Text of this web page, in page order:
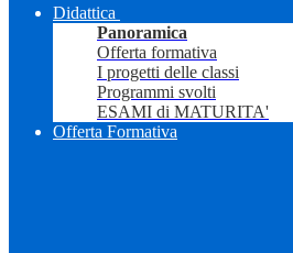
Didattica
Panoramica
Offerta formativa
I progetti delle classi
Programmi svolti
ESAMI di MATURITA'
Offerta Formativa